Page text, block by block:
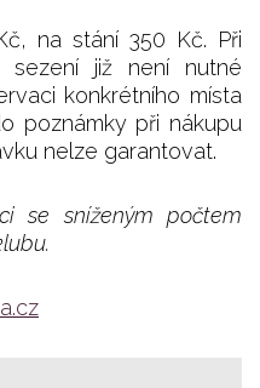
na stání 350 Kč. Při
sezení již není nutné
konkrétního místa
poznámky při nákupu
nelze garantovat.
se sníženým počtem